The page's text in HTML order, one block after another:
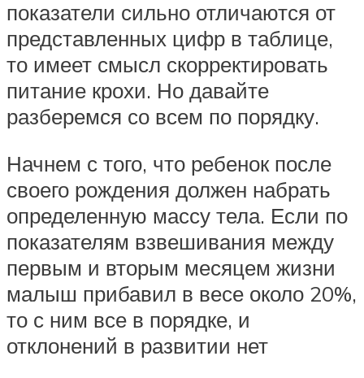
показатели сильно отличаются от
представленных цифр в таблице,
то имеет смысл скорректировать
питание крохи. Но давайте
разберемся со всем по порядку.
Начнем с того, что ребенок после
своего рождения должен набрать
определенную массу тела. Если по
показателям взвешивания между
первым и вторым месяцем жизни
малыш прибавил в весе около 20%,
то с ним все в порядке, и
отклонений в развитии нет